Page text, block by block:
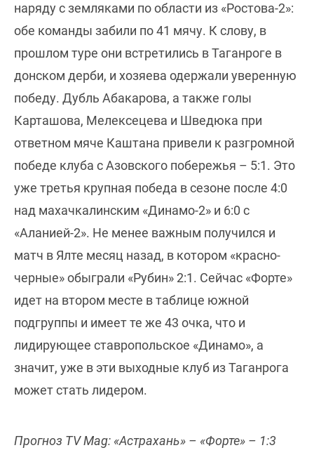
наряду с земляками по области из «Ростова-2»:
обе команды забили по 41 мячу. К слову, в
прошлом туре они встретились в Таганроге в
донском дерби, и хозяева одержали уверенную
победу. Дубль Абакарова, а также голы
Карташова, Мелексецева и Шведюка при
ответном мяче Каштана привели к разгромной
победе клуба с Азовского побережья – 5:1. Это
уже третья крупная победа в сезоне после 4:0
над махачкалинским «Динамо-2» и 6:0 с
«Аланией-2». Не менее важным получился и
матч в Ялте месяц назад, в котором «красно-
черные» обыграли «Рубин» 2:1. Сейчас «Форте»
идет на втором месте в таблице южной
подгруппы и имеет те же 43 очка, что и
лидирующее ставропольское «Динамо», а
значит, уже в эти выходные клуб из Таганрога
может стать лидером.
Прогноз TV Mag: «Астрахань» – «Форте» – 1:3